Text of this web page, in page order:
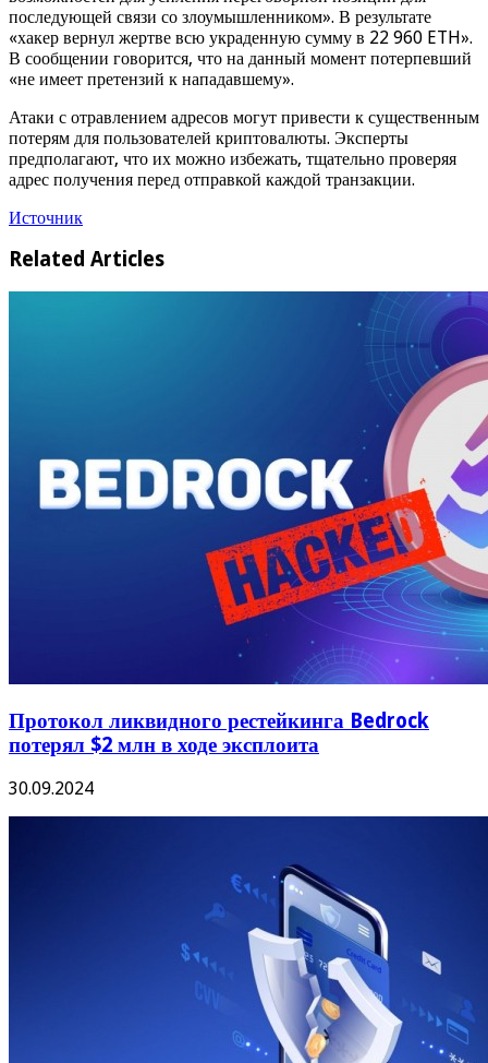
последующей связи со злоумышленником». В результате
«хакер вернул жертве всю украденную сумму в 22 960 ETH».
В сообщении говорится, что на данный момент потерпевший
«не имеет претензий к нападавшему».
Атаки с отравлением адресов могут привести к существенным
потерям для пользователей криптовалюты. Эксперты
предполагают, что их можно избежать, тщательно проверяя
адрес получения перед отправкой каждой транзакции.
Источник
Related Articles
Протокол ликвидного рестейкинга Bedrock
потерял $2 млн в ходе эксплоита
30.09.2024